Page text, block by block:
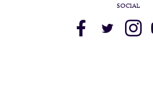
SOCIAL